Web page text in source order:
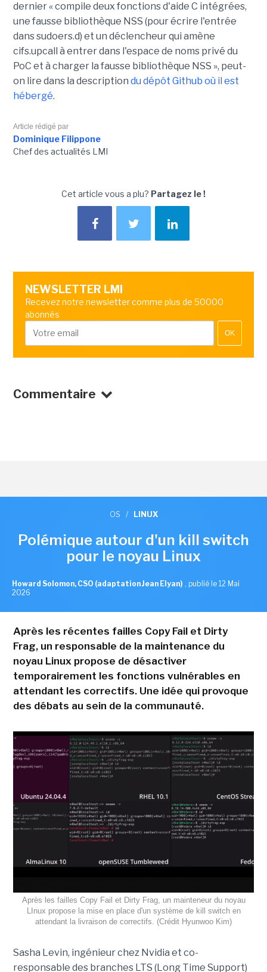
dernier « compile deux fonctions d'aide C intégrées,
une fausse bibliothèque NSS (pour écrire l'entrée
dans sudoers.d) et un déclencheur qui amène
cifs.upcall à entrer dans l'espace de noms privé du
PoC et à charger la fausse bibliothèque NSS », peut-
on lire dans la description du dépôt Github où il est
hébergé.
Article rédigé par
Dominique Filippone
Chef des actualités LMI
Cet article vous a plu? Partagez le !
NEWSLETTER LMI
Recevez notre newsletter comme plus de 50000
abonnés
OK
Commentaire
OS / LINUX
Polémique autour d'un kill switch
pour le noyau Linux
Howard Solomon, CSO (adaptation Jean Elyan) , publié le 12 Mai
2026
Après les récentes failles Copy Fail et Dirty
Frag, un responsable de la maintenance du
noyau Linux propose de désactiver
temporairement les fonctions vulnérables en
attendant les correctifs. Une idée qui provoque
des débats au sein de la communauté.
Après les failles Copy Fail et Dirty Frag, un mainteneur du noyau
LInux propose la mise en place d'un système de kill switch en
attendant la livraison de correctifs. (Crédit Hyunwoo Kim)
Sasha Levin, ingénieur chez Nvidia et co-
responsable des branches LTS (Long Time Support)